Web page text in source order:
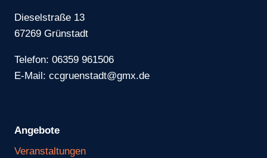
Dieselstraße 13
67269 Grünstadt
Telefon: 06359 961506
E-Mail: ccgruenstadt@gmx.de
Angebote
Veranstaltungen